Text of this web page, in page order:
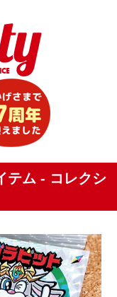
テム - コレクシ